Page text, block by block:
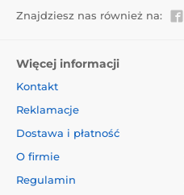
Znajdziesz nas również na:
Więcej informacji
Kontakt
Reklamacje
Dostawa i płatność
O firmie
Regulamin